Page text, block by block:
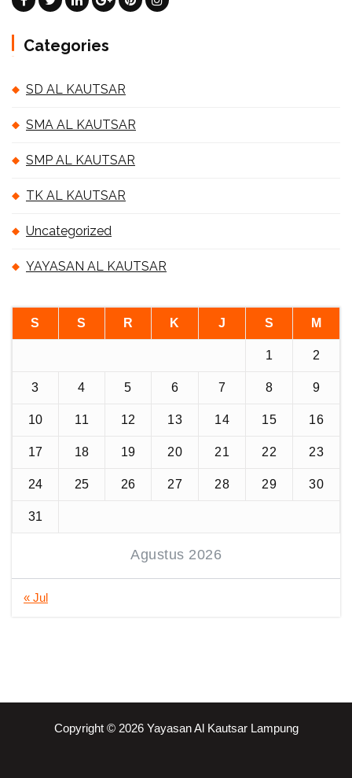
Categories
SD AL KAUTSAR
SMA AL KAUTSAR
SMP AL KAUTSAR
TK AL KAUTSAR
Uncategorized
YAYASAN AL KAUTSAR
Agustus 2026
S S R K J S M
1 2
3 4 5 6 7 8 9
10 11 12 13 14 15 16
17 18 19 20 21 22 23
24 25 26 27 28 29 30
31
« Jul
Copyright © 2026 Yayasan Al Kautsar Lampung